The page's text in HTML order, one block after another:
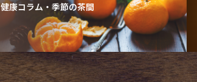
健康コラム・季節の茶間